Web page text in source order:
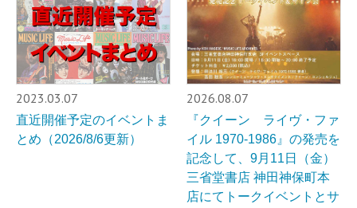
2023.03.07
直近開催予定のイベントま
とめ（2026/8/6更新）
2026.08.07
『クイーン ライヴ・ファ
イル 1970-1986』の発売を
記念して、9月11日（金）
三省堂書店 神田神保町本
店にてトークイベントとサ